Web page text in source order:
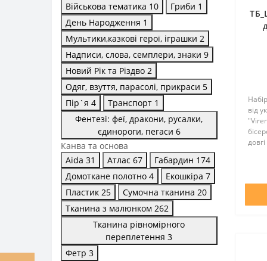
Військова тематика 10 Гриби 1
День Народження 1
Мультики,казкові герої, іграшки 2
Надписи, слова, семплери, знаки 9
Новий Рік та Різдво 2
Одяг, взуття, парасолі, прикраси 5
Пір`я 4 Транспорт 1
Фентезі: феї, дракони, русалки,
єдинороги, пегаси 6
Канва та основа
Aida 31 Атлас 67 Габардин 174
Домоткане полотно 4 Екошкіра 7
Пластик 25 Сумочна тканина 20
Тканина з малюнком 262
Тканина рівномірного
переплетення 3
Фетр 3
від
не